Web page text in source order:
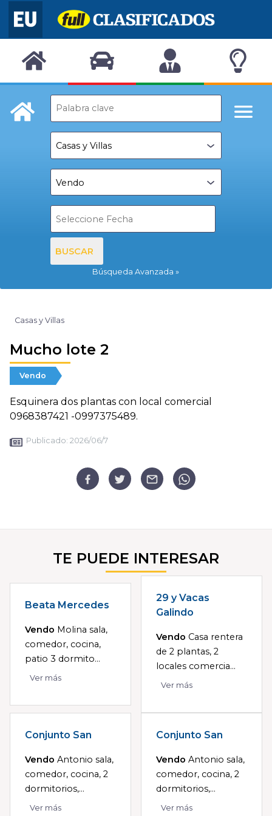
BUSCAR
Búsqueda Avanzada
Casas y Villas
Mucho lote 2
Vendo
Esquinera dos plantas con local comercial
0968387421 -0997375489.
Publicado: 2026/06/7
TE PUEDE INTERESAR
Beata Mercedes
Vendo Molina sala,
comedor, cocina,
patio 3 dormito...
Ver más
29 y Vacas
Galindo
Vendo Casa rentera
de 2 plantas, 2
locales comercia...
Ver más
Conjunto San
Vendo Antonio sala,
comedor, cocina, 2
dormitorios,...
Ver más
Conjunto San
Vendo Antonio sala,
comedor, cocina, 2
dormitorios,...
Ver más